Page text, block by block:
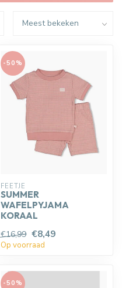
-50%
FEETJE
SUMMER
WAFELPYJAMA
KORAAL
€16,99 €8,49
Op voorraad
-50%